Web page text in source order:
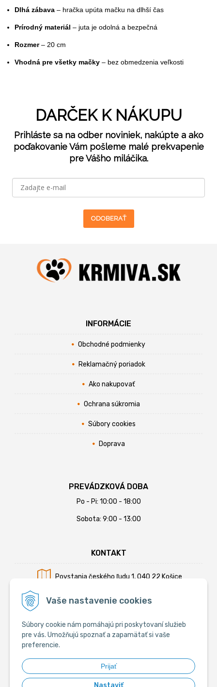
Vaše nastavenie cookies
Súbory cookie nám pomáhajú pri poskytovaní služieb
pre vás. Umožňujú spoznať a zapamätať si vaše
preferencie.
Prijať
Nastaviť
Dlhá zábava – hračka upúta mačku na dlhší čas
Prírodný materiál – juta je odolná a bezpečná
Rozmer– 20 cm
Vhodná pre všetky mačky – bez obmedzenia veľkosti
DARČEK K NÁKUPU
Prihláste sa na odber noviniek, nakúpte a ako
poďakovanie Vám pošleme malé prekvapenie
pre Vášho miláčika.
ODOBERAŤ
INFORMÁCIE
Obchodné podmienky
Reklamačný poriadok
Ako nakupovať
Ochrana súkromia
Súbory cookies
Doprava
PREVÁDZKOVÁ DOBA
Po - Pi: 10:00 - 18:00
Sobota: 9:00 - 13:00
KONTAKT
Povstania českého ľudu 1, 040 22 Košice
Mobil:+421 902 794 355
E-mail:info@krmiva.sk